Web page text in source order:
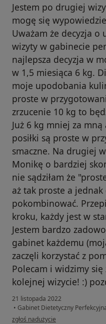
Jestem po drugiej
mogę się
Uważam że decyzja
wizyty w gabinecie
najlepsza decyzja w
w 1,5 miesiąca 6 kg.
moje upodobania
proste w
zrzucenie 10 kg to
Już 6 kg mniej za
posiłki są proste w
smaczne. Na drugiej
Monikę o bardziej
nie sądziłam że
aż tak proste a jednak
pokombinować.
kroku, każdy jest w
Jestem bardzo
gabinet każdemu
zaczęli korzystać z
Polecam i widzimy
kolejnej wizycie! :)
21 listopada 2022
• Gabinet Dietetyczny
w opinii użytkownika Roksana J.
zgłoś nadużycie